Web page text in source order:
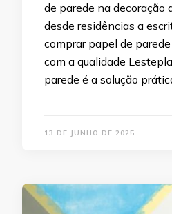
de parede na decoração
desde residências a
comprar papel de
com a qualidade
parede é a solução
13 DE JUNHO DE 2025